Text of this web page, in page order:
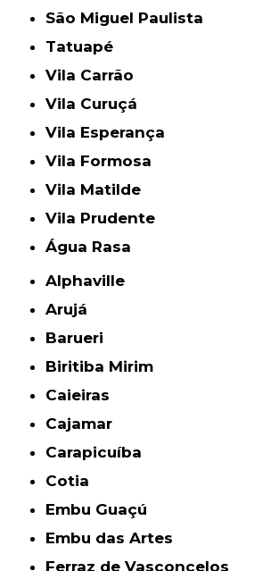
São Miguel Paulista
Tatuapé
Vila Carrão
Vila Curuçá
Vila Esperança
Vila Formosa
Vila Matilde
Vila Prudente
Água Rasa
Alphaville
Arujá
Barueri
Biritiba Mirim
Caieiras
Cajamar
Carapicuíba
Cotia
Embu Guaçú
Embu das Artes
Ferraz de Vasconcelos